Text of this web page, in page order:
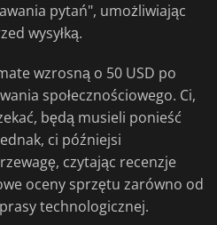
pytań", umożliwiając
wysyłką.
wzrosną o 50 USD po
społecznościowego. Ci,
będą musieli ponieść
ci późniejsi
czytając recenzje
oceny sprzętu zarówno od
technologicznej.